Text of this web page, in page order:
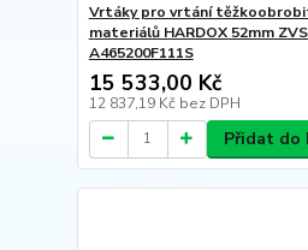
Vrtáky pro vrtání
materiálů HARDOX 52mm
A465200F111S
15 533,00 Kč
12 837,19 Kč bez DPH
Přidat do